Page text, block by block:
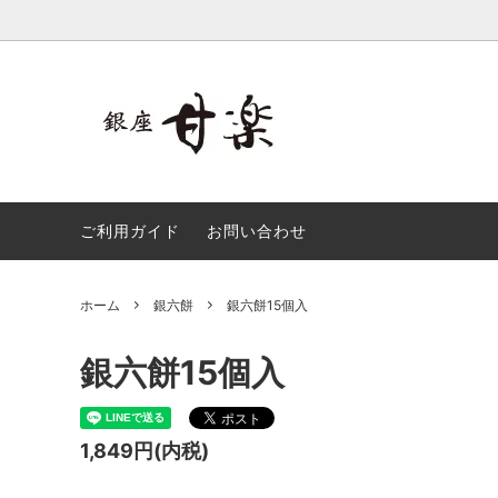
銀六餅、小夏一番詰合せ 銀座ゴ
ご利用ガイド お問い合わせ
ホーム 銀六餅 銀六餅15個入
銀六餅15個入
1,849円(内税)